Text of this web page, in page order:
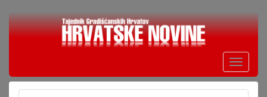
Skoči
Toggle